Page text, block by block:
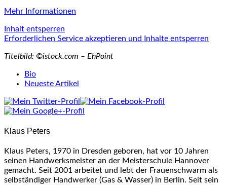
Mehr Informationen
Inhalt entsperren
Erforderlichen Service akzeptieren und Inhalte entsperren
Titelbild: ©istock.com – EhPoint
following
tabs
change
below.
Bio
Neueste Artikel
Klaus Peters
Klaus Peters, 1970 in Dresden geboren, hat vor 10 Jahren
seinen Handwerksmeister an der Meisterschule Hannover
gemacht. Seit 2001 arbeitet und lebt der Frauenschwarm als
selbständiger Handwerker (Gas & Wasser) in Berlin. Seit sein